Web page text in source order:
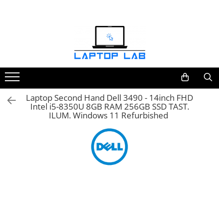
Mouseuri
Încărcătoare
Laptop Second Hand Dell 3490 - 14inch FHD
Intel i5-8350U 8GB RAM 256GB SSD TAST.
ILUM. Windows 11 Refurbished